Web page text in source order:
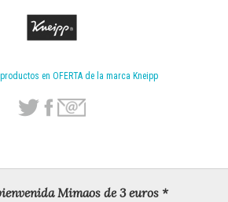
en OFERTA de la marca Kneipp
Mimaos de 3 euros *